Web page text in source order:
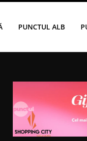
PUNCTUL ALB